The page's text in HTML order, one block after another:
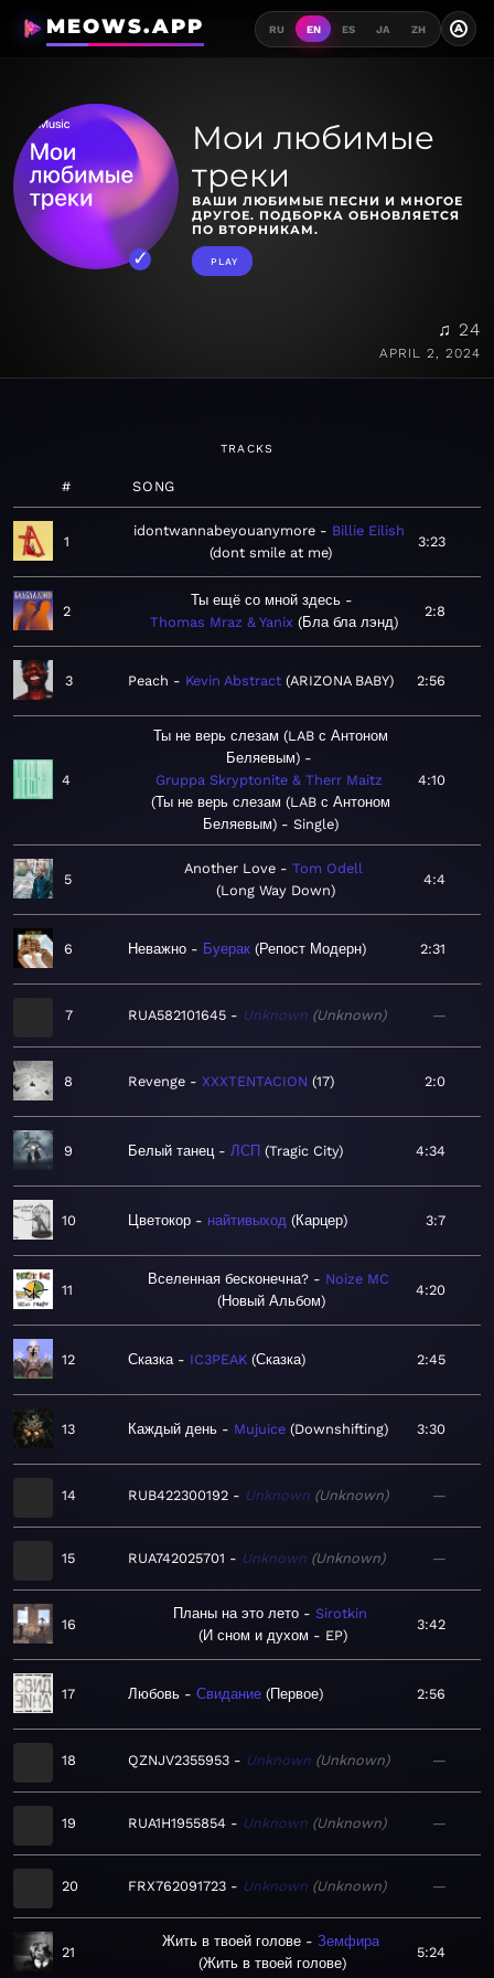
MEOWS.APP RU EN ES JA ZH A
Мои любимые
треки
ВАШИ ЛЮБИМЫЕ ПЕСНИ И МНОГОЕ
ДРУГОЕ. ПОДБОРКА ОБНОВЛЯЕТСЯ
ПО ВТОРНИКАМ.
PLAY
♫ 24
APRIL 2, 2024
TRACKS
# SONG
1
idontwannabeyouanymore
Billie Eilish
dont smile at me
3:23
2
Ты ещё со мной здесь
Thomas Mraz & Yanix
Бла бла лэнд
2:8
3 Peach Kevin Abstract ARIZONA BABY 2:56
4
Ты не верь слезам (LAB с Антоном
Беляевым)
Gruppa Skryptonite & Therr Maitz
Ты не верь слезам (LAB с Антоном
Беляевым) - Single
4:10
5
Another Love
Tom Odell
Long Way Down
4:4
6 Неважно Буерак Репост Модерн 2:31
7 RUA582101645 Unknown Unknown —
8 Revenge XXXTENTACION 17 2:0
9 Белый танец ЛСП Tragic City 4:34
10 Цветокор найтивыход Карцер 3:7
11
Вселенная бесконечна?
Noize MC
Новый Альбом
4:20
12 Сказка IC3PEAK Сказка 2:45
13 Каждый день Mujuice Downshifting 3:30
14 RUB422300192 Unknown Unknown —
15 RUA742025701 Unknown Unknown —
16
Планы на это лето
Sirotkin
И сном и духом - EP
3:42
17 Любовь Свидание Первое 2:56
18 QZNJV2355953 Unknown Unknown —
19 RUA1H1955854 Unknown Unknown —
20 FRX762091723 Unknown Unknown —
21
Жить в твоей голове
Земфира
Жить в твоей голове
5:24